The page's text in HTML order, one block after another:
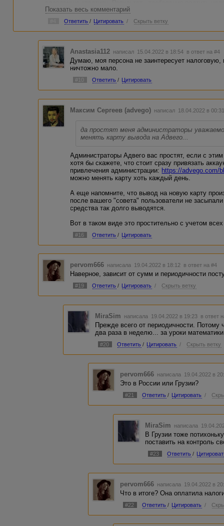
самозанятым. Но я например этого сделать не могу -
сайтах, и в Тинькоф и Сбер банках. Только по номеру
этому поводу в Москве пока не хочу. Но если прижмет -
Показать весь комментарий
Ответить / Цитировать / Скрыть ветку
Anastasia112 написал 15.04.2022 в 18:54 в ответ на #4
Думаю, моя персона не заинтересует налоговую,
ничтожно мало.
#10 Ответить / Цитировать
Максим Сергеев (advego) написал 18.04.2022 в
да простят меня администраторы
менять карту вывода на Адвего...
Администраторы Адвего вас простят, если с
хотя бы скажете, что стоит сразу привязать
привлечения администрации: https://advego.com/
можно менять карту хоть каждый день.
А еще напомните, что вывод на новую карту
после вашего "совета" пользователи не
средства так долго выводятся.
Вот в таком виде это простительно с учетом
#16 Ответить / Цитировать
pervom666 написала 19.04.2022 в 18:12 в ответ на #4
Наверное, зависит от сумм и периодичности
#19 Ответить / Цитировать / Скрыть ветку
MiraSim написала 19.04.2022 в 19:23 в ответ
Прежде всего от периодичности. Потому
два раза в неделю... за уроки
#20 Ответить / Цитировать / Скрыть ветку
pervom666 написала 19.04.2022 в
Это в России или Грузии?
#21 Ответить / Цитировать /
MiraSim написала
В Грузии тоже
поставить на контроль
#23 Ответить /
pervom666 написала 19.04.2022 в
Что в итоге? Она оплатила
#22 Ответить / Цитировать /